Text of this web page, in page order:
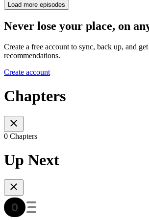
Load more episodes
Never lose your place, on
Create a free account to sync, back up, and
recommendations.
Create account
Chapters
0 Chapters
Up Next